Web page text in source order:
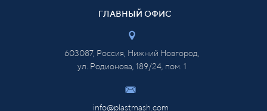
ГЛАВНЫЙ ОФИС
603087, Россия, Нижний Новгород,
ул. Родионова, 189/24, пом. 1
info@plastmash.com